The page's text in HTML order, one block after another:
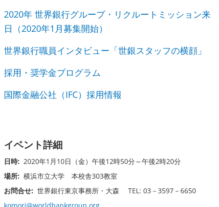
2020年 世界銀行グループ・リクルートミッション来
日（2020年1月募集開始）
世界銀行職員インタビュー「世銀スタッフの横顔」
採用・奨学金プログラム
国際金融公社（IFC）採用情報
イベント詳細
日時: 2020年1月10日（金）午後12時50分～午後2時20分
場所: 横浜市立大学 本校舎303教室
お問合せ: 世界銀行東京事務所・大森 TEL: 03－3597－6650